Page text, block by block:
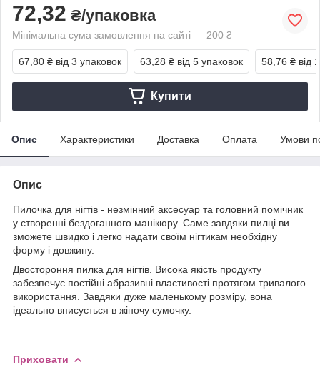
72,32 ₴/упаковка
Мінімальна сума замовлення на сайті — 200 ₴
67,80 ₴ від 3 упаковок 63,28 ₴ від 5 упаковок 58,76 ₴ від
Купити
Опис Характеристики Доставка Оплата Умови
Опис
Пилочка для нігтів - незмінний аксесуар та головний помічник
у створенні бездоганного манікюру. Саме завдяки пилці ви
зможете швидко і легко надати своїм нігтикам необхідну
форму і довжину.
Двостороння пилка для нігтів. Висока якість продукту
забезпечує постійні абразивні властивості протягом тривалого
використання. Завдяки дуже маленькому розміру, вона
ідеально вписується в жіночу сумочку.
Приховати